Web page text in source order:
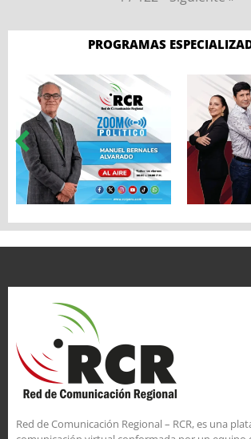
PROGRAMAS
Red de Comunicación Regional – RCR, es una